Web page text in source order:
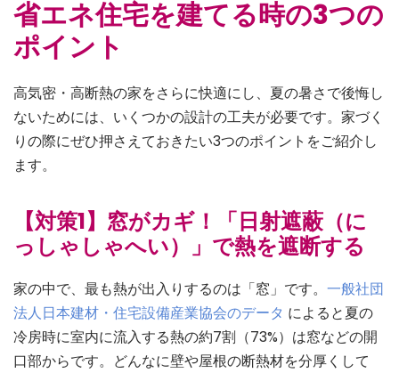
省エネ住宅を建てる時の3つの
ポイント
高気密・高断熱の家をさらに快適にし、夏の暑さで後悔し
ないためには、いくつかの設計の工夫が必要です。家づく
りの際にぜひ押さえておきたい3つのポイントをご紹介し
ます。
【対策1】窓がカギ！「日射遮蔽（に
っしゃしゃへい）」で熱を遮断する
家の中で、最も熱が出入りするのは「窓」です。 一般社団
法人日本建材・住宅設備産業協会のデータ によると夏の
冷房時に室内に流入する熱の約7割（73%）は窓などの開
口部からです。どんなに壁や屋根の断熱材を分厚くして